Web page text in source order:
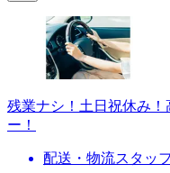
残業ナシ！土日祝休み
ー！
配送・物流スタッフ